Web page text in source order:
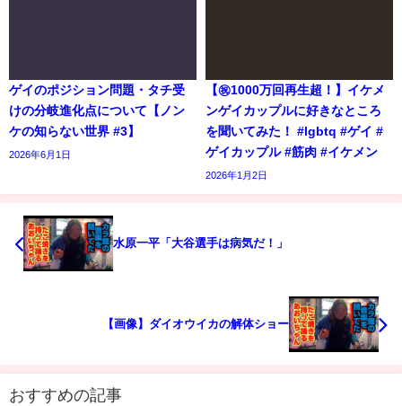
ゲイのポジション問題・タチ受
けの分岐進化点について【ノン
ケの知らない世界 #3】
2026年6月1日
【㊗️1000万回再生超！】イケメ
ンゲイカップルに好きなところ
を聞いてみた！ #lgbtq #ゲイ #
ゲイカップル #筋肉 #イケメン
2026年1月2日
水原一平「大谷選手は病気だ！」
【画像】ダイオウイカの解体ショー
おすすめの記事